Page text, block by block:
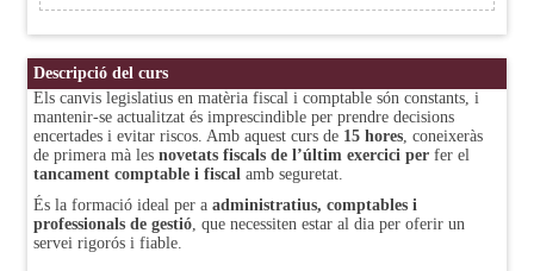
Descripció del curs
Els canvis legislatius en matèria fiscal i comptable són constants, i
mantenir-se actualitzat és imprescindible per prendre decisions
encertades i evitar riscos. Amb aquest curs de 15 hores, coneixeràs
de primera mà les novetats fiscals de l’últim exercici per fer el
tancament comptable i fiscal amb seguretat.
És la formació ideal per a administratius, comptables i
professionals de gestió, que necessiten estar al dia per oferir un
servei rigorós i fiable.